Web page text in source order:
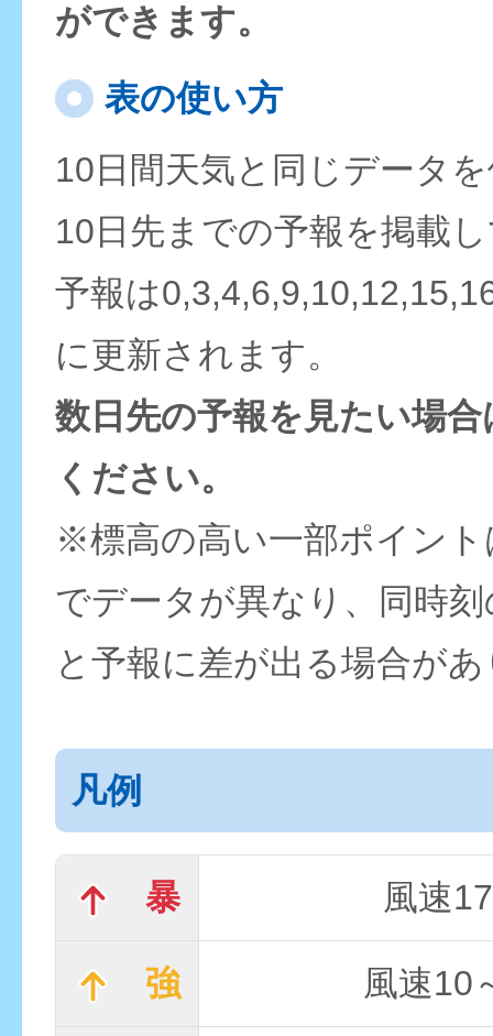
ができます。
表の使い方
10日間天気と同じデータ
10日先までの予報を掲載
予報は
に更新されます。
数日先の予報を見たい場
ください。
※標高の高い一部ポイン
でデータが異なり、同時
と予報に差が出る場合が
凡例
暴 風速
強 風速10